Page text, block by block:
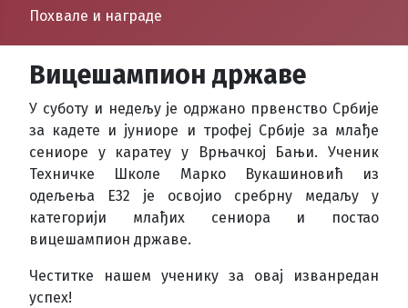
Похвале и награде
Вицешампион државе
У суботу и недељу је одржано првенство Србије
за кадете и јуниоре и трофеј Србије за млађе
сениоре у каратеу у Врњачкој Бањи. Ученик
Техничке Школе Марко Вукашиновић из
одељења Е32 је освојио сребрну медаљу у
категорији млађих сениора и постао
вицешампион државе.
Честитке нашем ученику за овај изванредан
успех!